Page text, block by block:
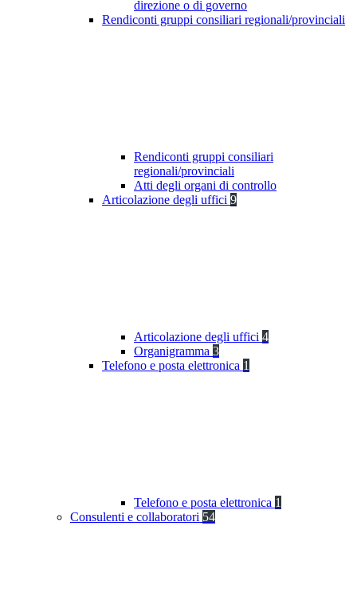
direzione o di governo
Rendiconti gruppi consiliari regionali/provinciali
Rendiconti gruppi consiliari
regionali/provinciali
Atti degli organi di controllo
Articolazione degli uffici 9
Articolazione degli uffici 4
Organigramma 3
Telefono e posta elettronica 1
Telefono e posta elettronica 1
Consulenti e collaboratori 54